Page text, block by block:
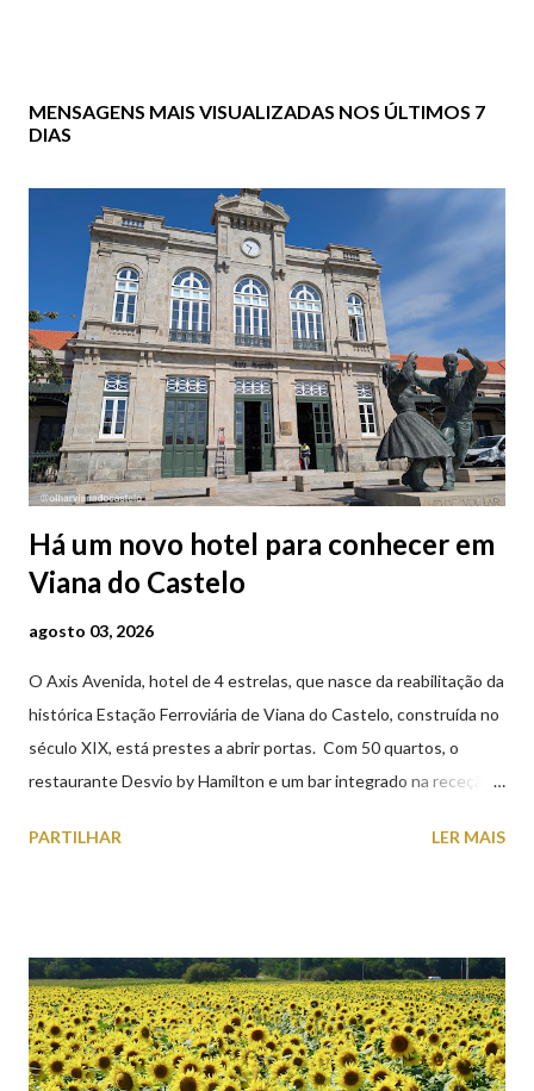
MENSAGENS MAIS VISUALIZADAS NOS ÚLTIMOS 7
DIAS
Há um novo hotel para conhecer em
Viana do Castelo
agosto 03, 2026
O Axis Avenida, hotel de 4 estrelas, que nasce da reabilitação da
histórica Estação Ferroviária de Viana do Castelo, construída no
século XIX, está prestes a abrir portas. Com 50 quartos, o
restaurante Desvio by Hamilton e um bar integrado na receção,
peças históricas cedidas pela IP Património que homenageiam a
PARTILHAR LER MAIS